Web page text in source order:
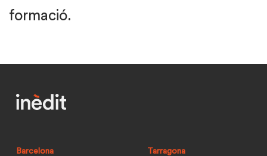
formació.
Barcelona
Tarragona